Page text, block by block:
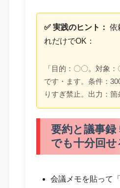
✅ 実践のヒント： 依
れだけでOK：
「目的：〇〇。対象：
です・ます。条件：
りすぎ禁止。出力：箇
要約と議事録
でも十分回せ
会議メモを貼って